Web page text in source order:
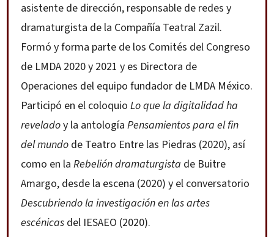
asistente de dirección, responsable de redes y
dramaturgista de la Compañía Teatral Zazil.
Formó y forma parte de los Comités del Congreso
de LMDA 2020 y 2021 y es Directora de
Operaciones del equipo fundador de LMDA México.
Participó en el coloquioLo que la digitalidad ha
reveladoy la antologíaPensamientos para el fin
del mundo de Teatro Entre las Piedras (2020), así
como en laRebelión dramaturgista de Buitre
Amargo, desde la escena (2020) y el conversatorio
Descubriendo la investigación en las artes
escénicas del IESAEO (2020).